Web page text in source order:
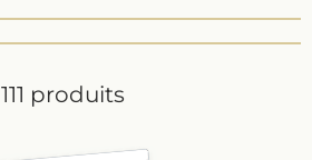
111 produits